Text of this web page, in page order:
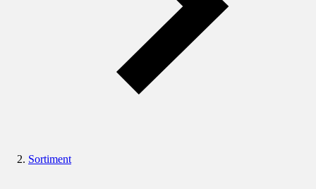
Sortiment